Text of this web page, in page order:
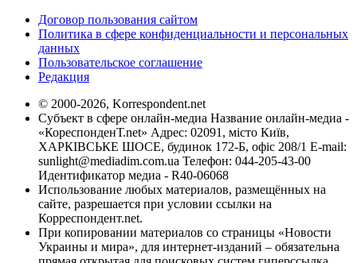
Договор пользования сайтом
Политика в сфере конфиденциальности и персональных
данных
Пользовательское соглашение
Редакция
© 2000-2026, Korrespondent.net
Субъект в сфере онлайн-медиа Название онлайн-медиа -
«КореспонденТ.net» Адрес: 02091, місто Київ,
ХАРКІВСЬКЕ ШОСЕ, будинок 172-Б, офіс 208/1 E-mail:
sunlight@mediadim.com.ua Телефон: 044-205-43-00
Идентификатор медиа - R40-06068
Использование любых материалов, размещённых на
сайте, разрешается при условии ссылки на
Корреспондент.net.
При копировании материалов со страницы «Новости
Украины и мира», для интернет-изданий – обязательна